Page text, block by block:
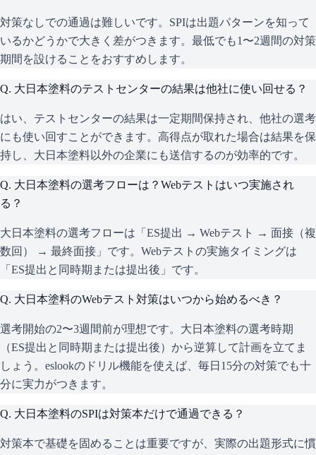
対策なしでの通過は難しいです。SPIは出題パターンを知って
いるかどうかで大きく差がつきます。最低でも1〜2週間の対策
期間を設けることをおすすめします。
Q. 大日本塗料のテストセンターの結果は他社に使い回せる？
はい、テストセンターの結果は一定期間保持され、他社の選考
にも使い回すことができます。高得点が取れた場合は結果を保
持し、大日本塗料以外の企業にも送信するのが効率的です。
Q. 大日本塗料の選考フローは？Webテストはいつ実施され
る？
大日本塗料の選考フローは「ES提出 → Webテスト → 面接（複
数回） → 最終面接」です。Webテストの実施タイミングは
「ES提出と同時期または提出後」です。
Q. 大日本塗料のWebテスト対策はいつから始めるべき？
選考開始の2〜3週間前が理想です。大日本塗料の選考時期
（ES提出と同時期または提出後）から逆算して計画を立てま
しょう。eslookのドリル機能を使えば、毎日15分の対策でも十
分に実力がつきます。
Q. 大日本塗料のSPIは対策本だけで通過できる？
対策本で基礎を固めることは重要ですが、実際の出題形式に慣